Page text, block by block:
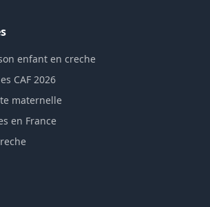
enfant en creche
CAF 2026
maternelle
en France